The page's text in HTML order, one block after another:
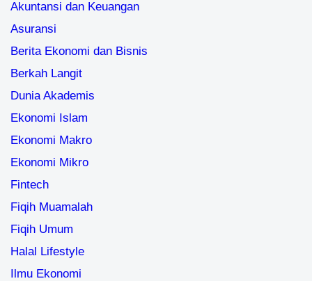
Akuntansi dan Keuangan
Asuransi
Berita Ekonomi dan Bisnis
Berkah Langit
Dunia Akademis
Ekonomi Islam
Ekonomi Makro
Ekonomi Mikro
Fintech
Fiqih Muamalah
Fiqih Umum
Halal Lifestyle
Ilmu Ekonomi